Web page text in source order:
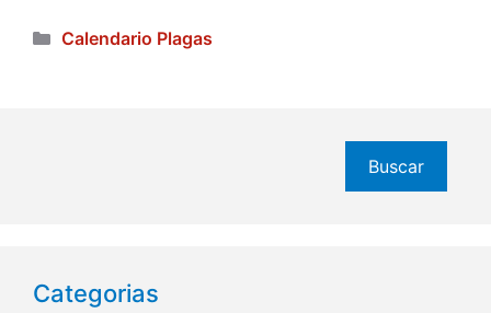
Categorías
Calendario Plagas
Buscar
Categorias